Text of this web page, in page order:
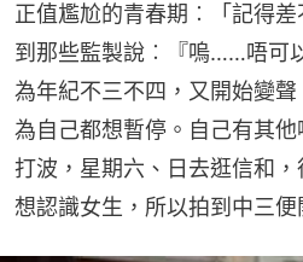
正值尷尬的青春期︰「記得
到那些監製說︰『嗚……唔可
為年紀不三不四，又開始變
為自己都想暫停。自己有其
打波，星期六、日去逛信和
想認識女生，所以拍到中三便